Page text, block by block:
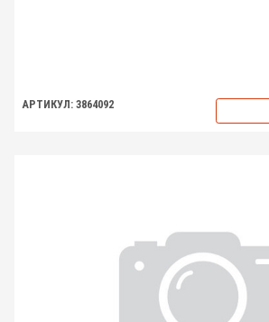
АРТИКУЛ: 3864092